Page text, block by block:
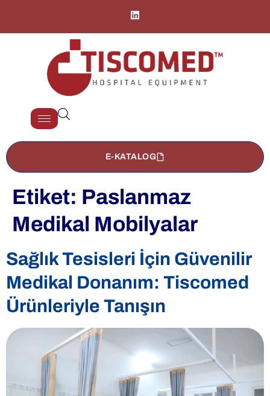
E-KATALOG
Etiket: Paslanmaz
Medikal Mobilyalar
Sağlık Tesisleri İçin Güvenilir
Medikal Donanım: Tiscomed
Ürünleriyle Tanışın